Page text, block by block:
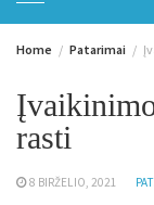
Home Patarimai
rasti
8 BIRŽELIO, 2021